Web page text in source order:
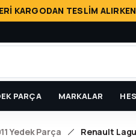
KARGODAN TESLİM
PARÇA MARKALAR
Yedek Parça Renault